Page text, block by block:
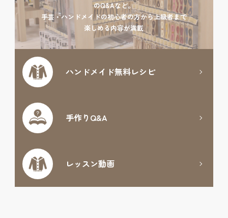
のQ&Aなど。
手芸・ハンドメイドの初心者の方から上級者まで
楽しめる内容が満載
ハンドメイド無料レシピ
手作りQ&A
レッスン動画